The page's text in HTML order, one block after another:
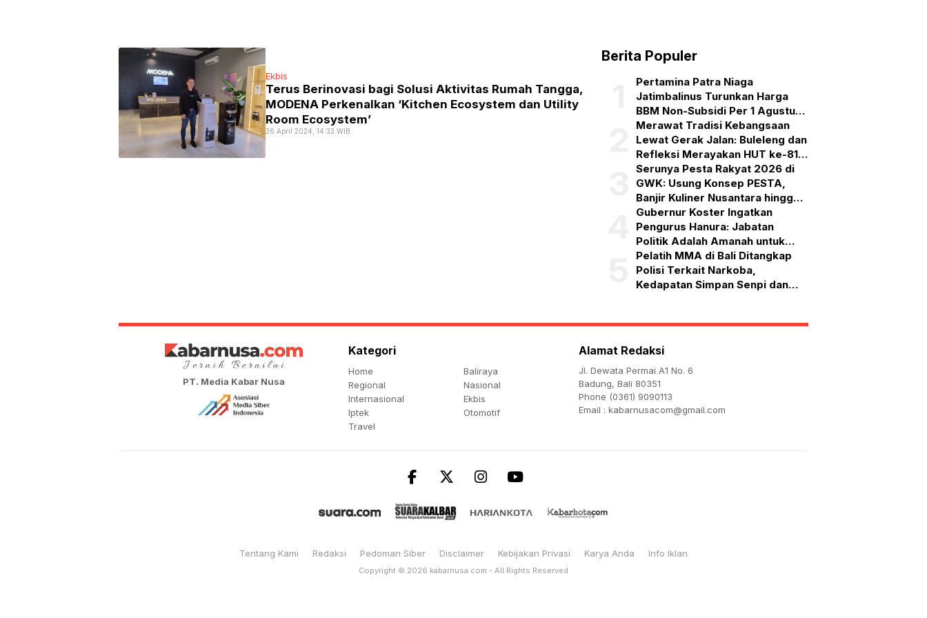
Ekbis
Terus Berinovasi bagi Solusi Aktivitas Rumah Tangga,
MODENA Perkenalkan ‘Kitchen Ecosystem dan Utility
Room Ecosystem’
26 April 2024, 14:33 WIB
Berita Populer
Pertamina Patra Niaga
Jatimbalinus Turunkan Harga
BBM Non-Subsidi Per 1 Agustus
2026
Merawat Tradisi Kebangsaan
Lewat Gerak Jalan: Buleleng dan
Refleksi Merayakan HUT ke-81
RI
Serunya Pesta Rakyat 2026 di
GWK: Usung Konsep PESTA,
Banjir Kuliner Nusantara hingga
Pesta Kembang Api
Gubernur Koster Ingatkan
Pengurus Hanura: Jabatan
Politik Adalah Amanah untuk
Bekerja, Bukan Simbol
Kehormatan
Pelatih MMA di Bali Ditangkap
Polisi Terkait Narkoba,
Kedapatan Simpan Senpi dan
PT. Media Kabar Nusa
Kategori
Home
Baliraya
Regional
Nasional
Internasional
Ekbis
Iptek
Otomotif
Travel
Alamat Redaksi
Jl. Dewata Permai A1 No. 6
Badung, Bali 80351
Phone (0361) 9090113
Email : kabarnusacom@gmail.com
Tentang Kami Redaksi Pedoman Siber Disclaimer Kebijakan Privasi Karya Anda Info Iklan
Copyright © 2026 kabarnusa.com - All Rights Reserved